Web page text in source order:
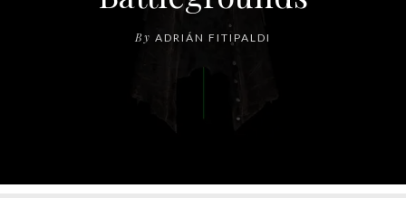
By ADRIÁN FITIPALDI